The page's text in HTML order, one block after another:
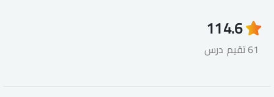
4.6
61 تقيم
11
درس